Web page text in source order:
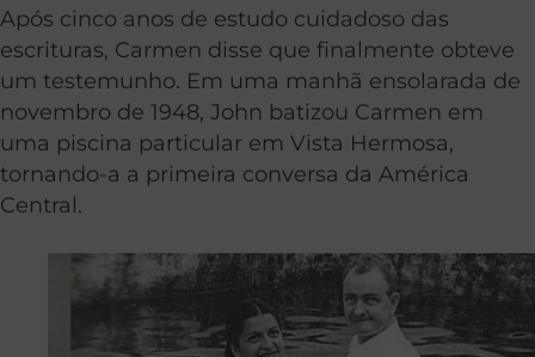
Após cinco anos de estudo cuidadoso das
escrituras, Carmen disse que finalmente obteve
um testemunho. Em uma manhã ensolarada de
novembro de 1948, John batizou Carmen em
uma piscina particular em Vista Hermosa,
tornando-a a primeira conversa da América
Central.